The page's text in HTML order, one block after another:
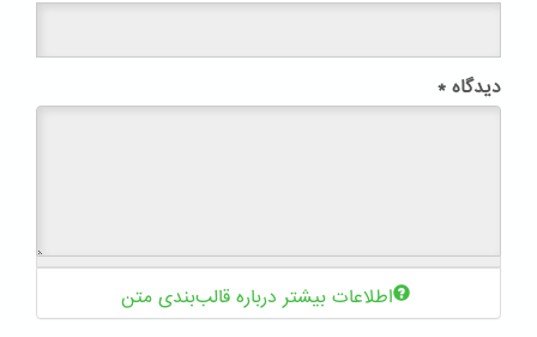
دیدگاه *
اطلاعات بیشتر درباره قالب‌بندی متن